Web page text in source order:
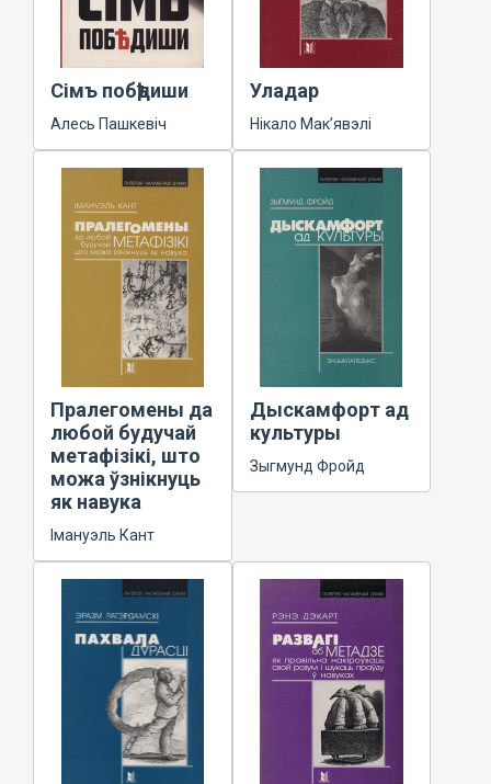
Сімъ побѣдиши
Алесь Пашкевіч
Уладар
Нікало Мак’явэлі
Пралегомены да
любой будучай
метафізікі, што
можа ўзнікнуць
як навука
Імануэль Кант
Дыскамфорт ад
культуры
Зыгмунд Фройд